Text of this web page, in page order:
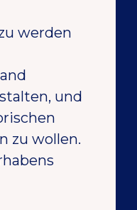
werden
und
zu wollen.